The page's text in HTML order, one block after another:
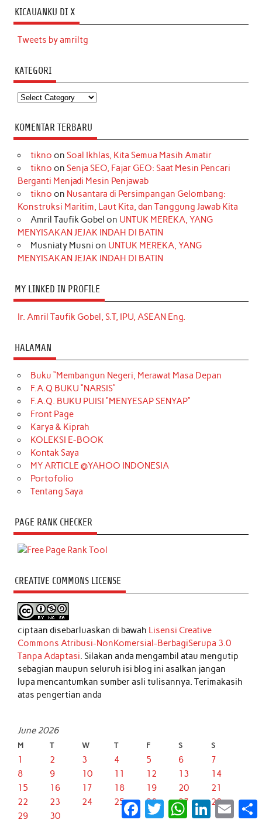
KICAUANKU DI X
Tweets by amriltg
KATEGORI
Kategori
KOMENTAR TERBARU
tikno on Soal Ikhlas, Kita Semua Masih Amatir
tikno on Senja SEO, Fajar GEO: Saat Mesin Pencari
Berganti Menjadi Mesin Penjawab
tikno on Nusantara di Persimpangan Gelombang:
Konstruksi Maritim, Laut Kita, dan Tanggung Jawab Kita
Amril Taufik Gobel on UNTUK MEREKA, YANG
MENYISAKAN JEJAK INDAH DI BATIN
Musniaty Musni on UNTUK MEREKA, YANG
MENYISAKAN JEJAK INDAH DI BATIN
MY LINKED IN PROFILE
Ir. Amril Taufik Gobel, S.T, IPU, ASEAN Eng.
HALAMAN
Buku “Membangun Negeri, Merawat Masa Depan
F.A.Q BUKU “NARSIS”
F.A.Q. BUKU PUISI “MENYESAP SENYAP”
Front Page
Karya & Kiprah
KOLEKSI E-BOOK
Kontak Saya
MY ARTICLE @YAHOO INDONESIA
Portofolio
Tentang Saya
PAGE RANK CHECKER
CREATIVE COMMONS LICENSE
ciptaan disebarluaskan di bawah Lisensi Creative
Commons Atribusi-NonKomersial-BerbagiSerupa 3.0
Tanpa Adaptasi. Silakan anda mengambil atau mengutip
sebagian maupun seluruh isi blog ini asalkan jangan
lupa mencantumkan sumber asli tulisannya. Terimakasih
atas pengertian anda
June 2026
M T W T F S S
1 2 3 4 5 6
7
8
9 10 11 12 13
14
15
16 17 18 19 20
21
22
23 24 25 26 27
28
29
30
Facebook
TwitterWhatsApp
LinkedInEmail